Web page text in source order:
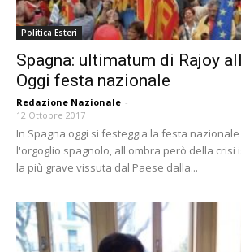
Politica Esteri
Spagna: ultimatum di Rajoy
Oggi festa nazionale
Redazione Nazionale -
12 Ottobre 2017
In Spagna oggi si festeggia la festa
l'orgoglio spagnolo, all'ombra però della crisi
la più grave vissuta dal Paese dalla...